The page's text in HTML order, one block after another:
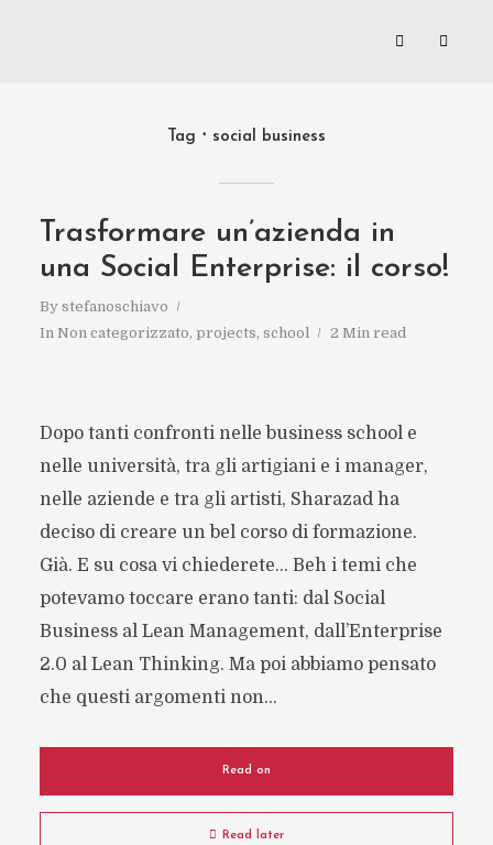
Tag social business
Trasformare un’azienda in
una Social Enterprise: il corso!
By stefanoschiavo
In Non categorizzato, projects, school 2 Min read
Dopo tanti confronti nelle business school e
nelle università, tra gli artigiani e i manager,
nelle aziende e tra gli artisti, Sharazad ha
deciso di creare un bel corso di formazione.
Già. E su cosa vi chiederete… Beh i temi che
potevamo toccare erano tanti: dal Social
Business al Lean Management, dall’Enterprise
2.0 al Lean Thinking. Ma poi abbiamo pensato
che questi argomenti non...
Read on
Read later